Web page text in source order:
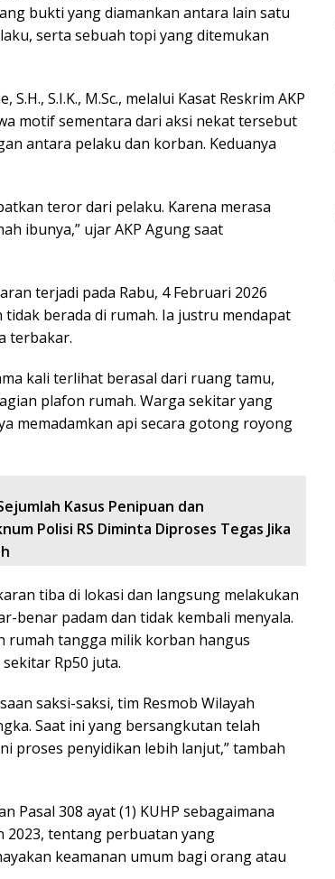
bukti yang diamankan antara lain satu
serta sebuah topi yang ditemukan
S.I.K., M.Sc., melalui Kasat Reskrim AKP
motif sementara dari aksi nekat tersebut
antara pelaku dan korban. Keduanya
teror dari pelaku. Karena merasa
ibunya,” ujar AKP Agung saat
terjadi pada Rabu, 4 Februari 2026
berada di rumah. Ia justru mendapat
terbakar.
kali terlihat berasal dari ruang tamu,
plafon rumah. Warga sekitar yang
memadamkan api secara gotong royong
Kasus Penipuan dan
Polisi RS Diminta Diproses Tegas Jika
tiba di lokasi dan langsung melakukan
benar padam dan tidak kembali menyala.
rumah tangga milik korban hangus
Rp50 juta.
saksi-saksi, tim Resmob Wilayah
Saat ini yang bersangkutan telah
proses penyidikan lebih lanjut,” tambah
Pasal 308 ayat (1) KUHP sebagaimana
2023, tentang perbuatan yang
keamanan umum bagi orang atau